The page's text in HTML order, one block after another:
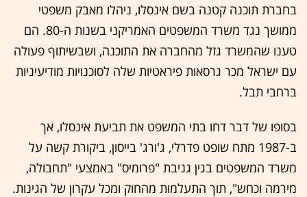
בחברת תוכנה קטנה בשם אינסלו, ניהלו מאבק משפטי
ממושך נגד משרד המשפטים האמריקני בשנות ה-80. הם
טענו שהמשרד גזל מהחברה את התוכנה, ושבשיתוף פעולה
עם ישראל מכר גרסאות פיראטיות שלה לסוכנויות מודיעיניות
ברחבי תבל.
בסופו של דבר דחו בתי המשפט את תביעת אינסלו, אך
ב-1987 מתח שופט פדרלי, ג'ורג' בייסון, ביקורת קשה על
משרד המשפטים בגין גניבת "פרומיס" באמצעי "תחבולה,
מירמה וכחש", תוך התעלמות מהחוק ומכל עקרון של הגינות.